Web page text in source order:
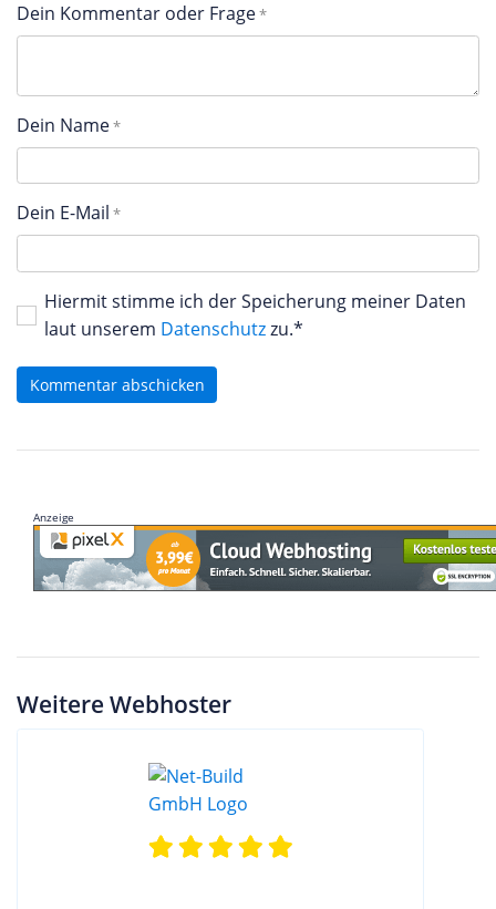
Dein Kommentar oder Frage
Dein Name
Dein E-Mail
Hiermit stimme ich der Speicherung meiner Daten
laut unserem Datenschutzzu.*
Kommentar abschicken
Anzeige
Weitere Webhoster